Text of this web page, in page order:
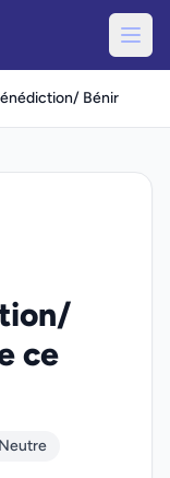
Bénir
ce
Neutre